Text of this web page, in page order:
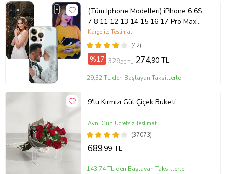
(Tüm Iphone Modelleri) iPhone 6 6S
7 8 11 12 13 14 15 16 17 Pro Max
Plus Mini Kişiye Özel Resimli
Fotoğraflı Kılıf(42)
Kargo ile Teslimat
%17 329,90 TL 274,90 TL
29,32 TL'den Başlayan Taksitlerle
9'lu Kırmızı Gül Çiçek Buketi
(37073)
Aynı Gün Ücretsiz Teslimat
689,99 TL
143,74 TL'den Başlayan Taksitlerle